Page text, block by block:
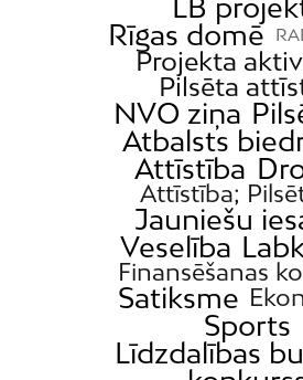
Rīgas domē
Projekta
Pilsēta
NVO ziņa
Atbalsts
Attīstība
Attīstība;
Jauniešu
Veselība
Finansēšanas
Satiksme
Sports
Līdzdalības